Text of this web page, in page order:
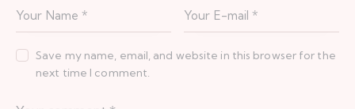
Save my name, email, and website in this browser for the
next time I comment.